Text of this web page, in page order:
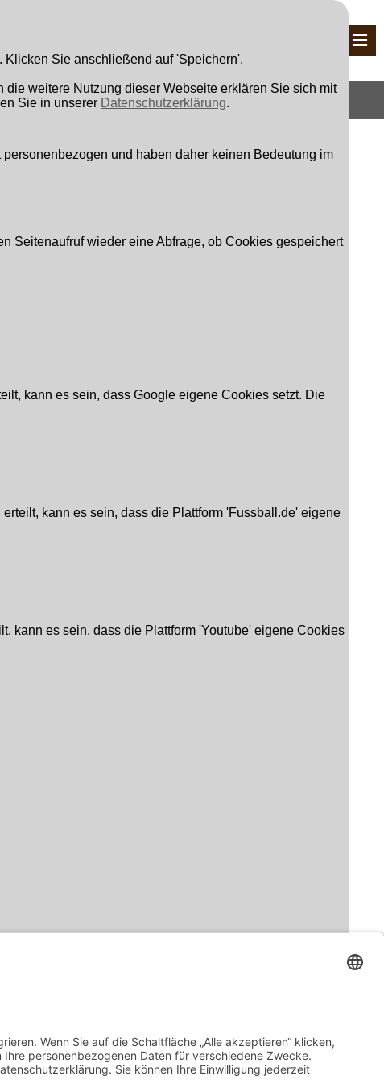
Sie anschließend auf 'Speichern'.
weitere Nutzung dieser Webseite erklären Sie sich mit
Sie in unserer Datenschutzerklärung.
und haben daher keinen Bedeutung im
Seitenaufruf wieder eine Abfrage, ob Cookies gespeichert
kann es sein, dass Google eigene Cookies setzt. Die
kann es sein, dass die Plattform 'Fussball.de' eigene
kann es sein, dass die Plattform 'Youtube' eigene Cookies
Suchen
Sie von uns eine Antwort erwarten, füllen Sie bitte die
Adresse aus.